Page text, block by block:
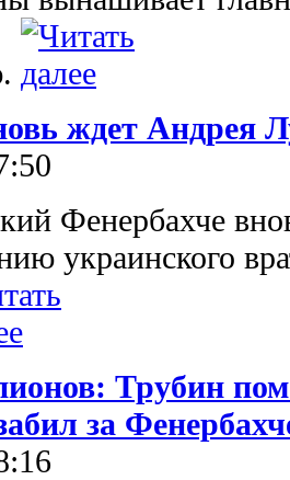
ждет Андрея
Фенербахче
украинского
Трубин
за